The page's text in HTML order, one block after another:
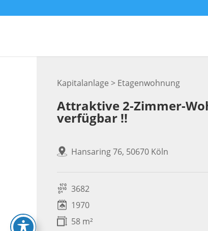
Kapitalanlage > Etagenwohnung
Attraktive 2-Zimmer-
verfügbar !!
Hansaring 76, 50670 Köln
3682
1970
58 m²